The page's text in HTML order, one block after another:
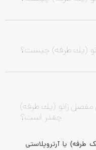
(يك طرفه) چیست؟
زانو (يك طرفه)
چقدر است؟
یا آرتروپلاستی